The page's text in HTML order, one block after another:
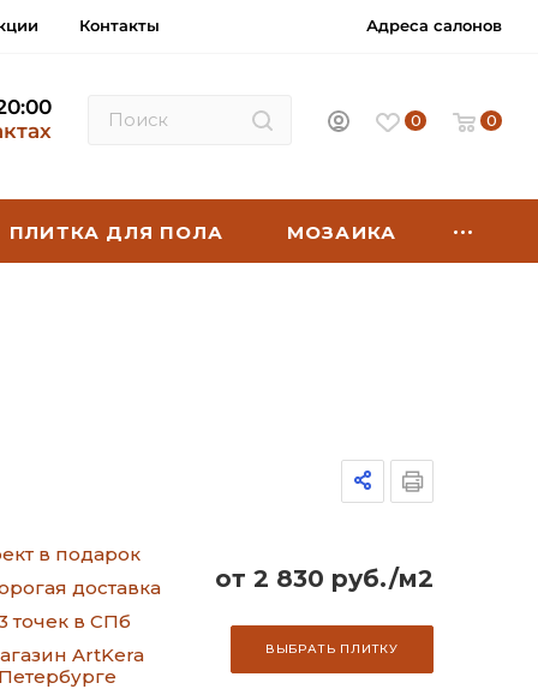
Контакты Адреса салонов
0 0
ПЛИТКА ДЛЯ ПОЛА МОЗАИКА
в подарок
доставка
точек в СПб
ArtKera
от 2 830 руб./м2
ВЫБРАТЬ ПЛИТКУ